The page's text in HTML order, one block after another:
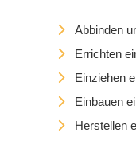
Abbinden
Errichten
Einziehen
Einbauen
Herstellen